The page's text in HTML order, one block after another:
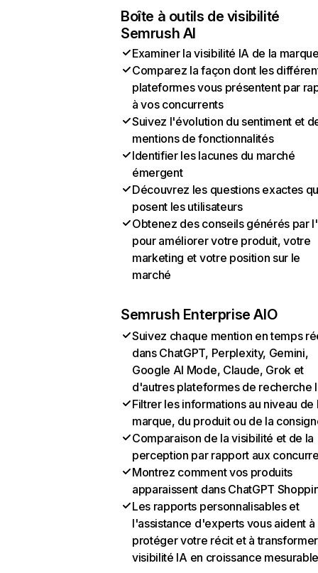
Boîte à outils de visibilité
Semrush AI
Examiner la visibilité IA de la
Comparez la façon dont les
plateformes vous présentent par
à vos concurrents
Suivez l'évolution du sentiment et
mentions de fonctionnalités
Identifier les lacunes du marché
émergent
Découvrez les questions exactes
posent les utilisateurs
Obtenez des conseils générés par
pour améliorer votre produit, votre
marketing et votre position sur le
marché
Semrush Enterprise AIO
Suivez chaque mention en temps
dans ChatGPT, Perplexity, Gemini,
Google AI Mode, Claude, Grok et
d'autres plateformes de recherche
Filtrer les informations au niveau de
marque, du produit ou de la
Comparaison de la visibilité et de la
perception par rapport aux
Montrez comment vos produits
apparaissent dans ChatGPT
Les rapports personnalisables et
l'assistance d'experts vous aident à
protéger votre récit et à
visibilité IA en croissance